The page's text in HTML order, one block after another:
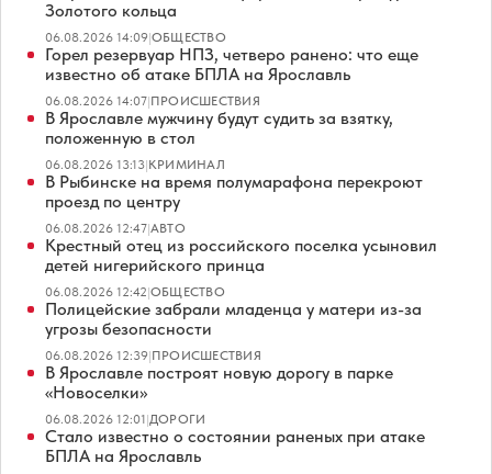
Золотого кольца
06.08.2026 14:09|ОБЩЕСТВО
Горел резервуар НПЗ, четверо ранено: что еще
известно об атаке БПЛА на Ярославль
06.08.2026 14:07|ПРОИСШЕСТВИЯ
В Ярославле мужчину будут судить за взятку,
положенную в стол
06.08.2026 13:13|КРИМИНАЛ
В Рыбинске на время полумарафона перекроют
проезд по центру
06.08.2026 12:47|АВТО
Крестный отец из российского поселка усыновил
детей нигерийского принца
06.08.2026 12:42|ОБЩЕСТВО
Полицейские забрали младенца у матери из-за
угрозы безопасности
06.08.2026 12:39|ПРОИСШЕСТВИЯ
В Ярославле построят новую дорогу в парке
«Новоселки»
06.08.2026 12:01|ДОРОГИ
Стало известно о состоянии раненых при атаке
БПЛА на Ярославль